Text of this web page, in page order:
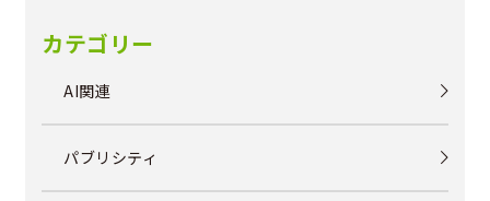
カテゴリー
AI関連
パブリシティ